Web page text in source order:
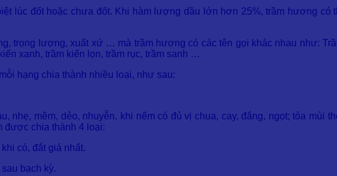
lúc đốt hoặc chưa đốt. Khi hàm lượng dầu lớn hơn 25%, trầm hương có
trọng lượng, xuất xứ … mà trầm hương có các tên gọi khác nhau như:
xanh, trầm kiến lọn, trầm rục, trầm sanh …
hạng chia thành nhiều loại, như sau:
nhẹ, mềm, dẻo, nhuyễn, khi nếm có đủ vị chua, cay, đắng, ngọt; tỏa mùi
được chia thành 4 loại:
có, đắt giá nhất.
bạch kỳ.